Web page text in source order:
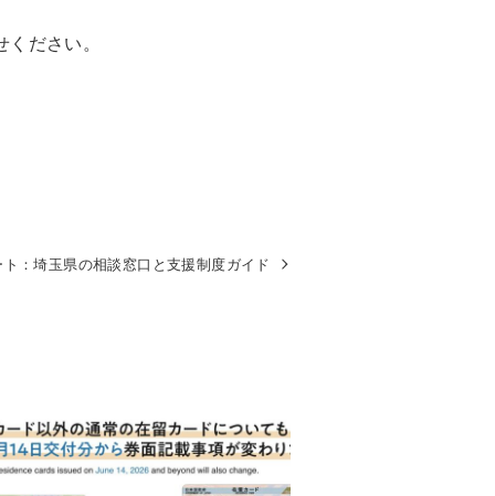
ださい。
：埼玉県の相談窓口と支援制度ガイド